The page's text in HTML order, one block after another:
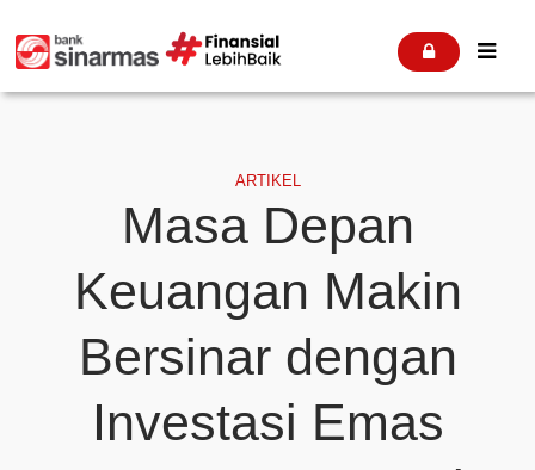
 
ARTIKEL
Masa Depan
Keuangan Makin
Bersinar dengan
Investasi Emas